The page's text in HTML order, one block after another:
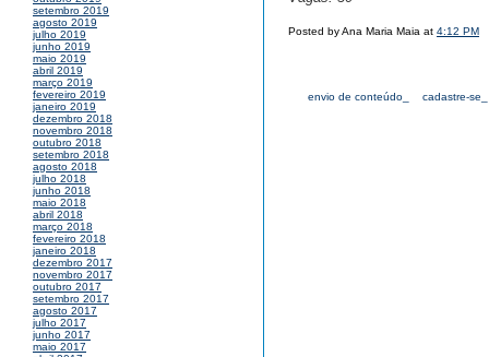
setembro 2019
agosto 2019
julho 2019
junho 2019
maio 2019
abril 2019
março 2019
fevereiro 2019
janeiro 2019
dezembro 2018
novembro 2018
outubro 2018
setembro 2018
agosto 2018
julho 2018
junho 2018
maio 2018
abril 2018
março 2018
fevereiro 2018
janeiro 2018
dezembro 2017
novembro 2017
outubro 2017
setembro 2017
agosto 2017
julho 2017
junho 2017
maio 2017
Posted by Ana Maria Maia at 4:12 PM
envio de conteúdo_ cadastre-se_